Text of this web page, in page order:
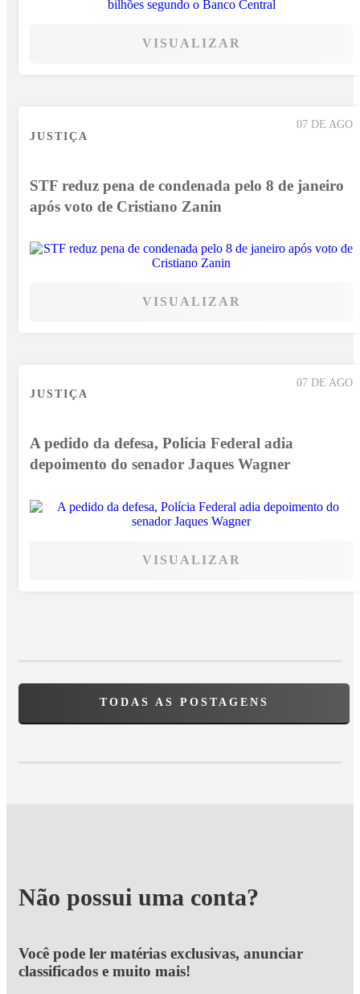
VISUALIZAR
07 DE AGO
JUSTIÇA
STF reduz pena de condenada pelo 8 de janeiro
após voto de Cristiano Zanin
VISUALIZAR
07 DE AGO
JUSTIÇA
A pedido da defesa, Polícia Federal adia
depoimento do senador Jaques Wagner
VISUALIZAR
TODAS AS POSTAGENS
Não possui uma conta?
Você pode ler matérias exclusivas, anunciar
classificados e muito mais!